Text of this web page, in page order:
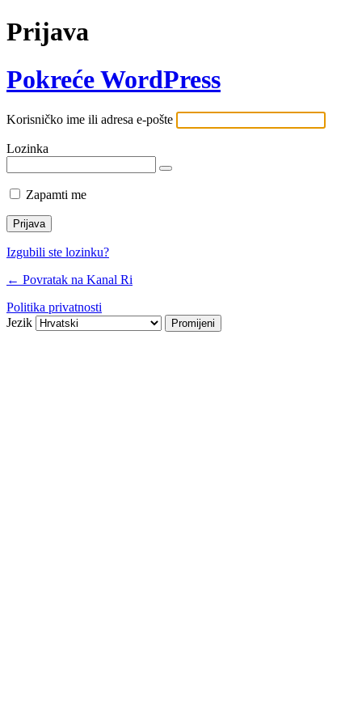
Prijava
Pokreće WordPress
Korisničko ime ili adresa e-pošte
Lozinka
Zapamti me
Izgubili ste lozinku?
← Povratak na Kanal Ri
Politika privatnosti
Jezik